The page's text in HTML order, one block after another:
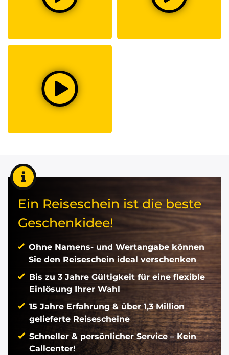
Ein Reiseschein ist die beste
Geschenkidee!
Ohne Namens- und Wertangabe können
Sie den Reiseschein ideal verschenken
Bis zu 3 Jahre Gültigkeit für eine flexible
Einlösung Ihrer Wahl
15 Jahre Erfahrung & über 1,3 Million
gelieferte Reisescheine
Schneller & persönlicher Service – Kein
Callcenter!